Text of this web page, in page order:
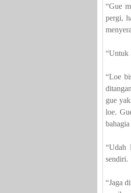
“Gue
pergi,
“Untuk
“Loe
gue
loe.
“Udah
sendiri.
“Jaga